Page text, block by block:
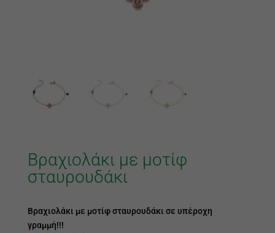
Βραχιολάκι με μοτίφ
σταυρουδάκι
Βραχιολάκι με μοτίφ σταυρουδάκι σε υπέροχη
γραμμή!!!